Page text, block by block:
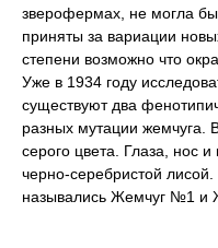
зверофермах, не могла
приняты за вариации
степени возможно что
Уже в 1934 году
существуют два
разных мутации жемчуга.
серого цвета. Глаза, нос
черно-серебристой
назывались Жемчуг №1 и